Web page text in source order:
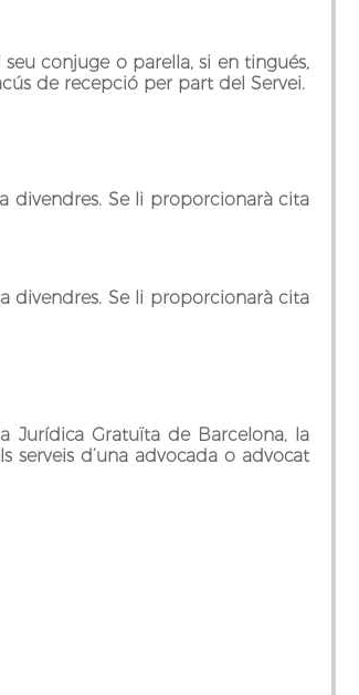
conjuge o parella, si en tingués,
de recepció per part del Servei.
divendres. Se li proporcionarà cita
divendres. Se li proporcionarà cita
Jurídica Gratuïta de Barcelona, la
d‘una advocada o advocat